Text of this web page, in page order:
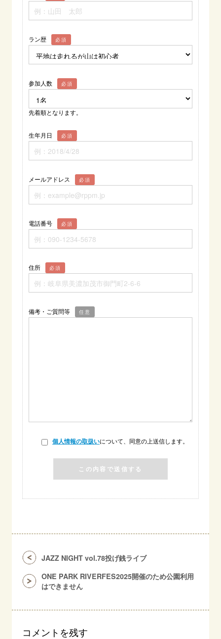
ラン歴 必須
参加人数 必須
先着順となります。
生年月日 必須
メールアドレス 必須
電話番号 必須
住所 必須
備考・ご質問等 任意
個人情報の取扱いについて、同意の上送信します。
JAZZ NIGHT vol.78投げ銭ライブ
ONE PARK RIVERFES2025開催のため公園利用
はできません
コメントを残す